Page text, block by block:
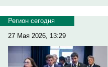
Регион сегодня
27 Мая 2026, 13:29